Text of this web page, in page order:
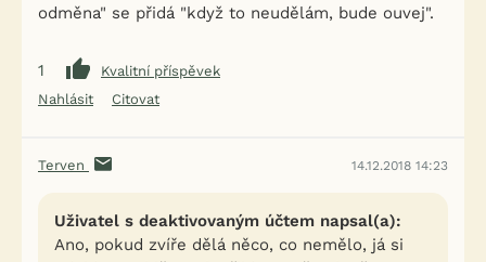
odměna" se přidá "když to neudělám, bude ouvej".
1
Kvalitní příspěvek
Nahlásit
Citovat
Terven 14.12.2018 14:23
Uživatel s deaktivovaným účtem napsal(a):
Ano, pokud zvíře dělá něco, co nemělo, já si